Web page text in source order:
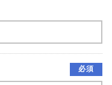
必須